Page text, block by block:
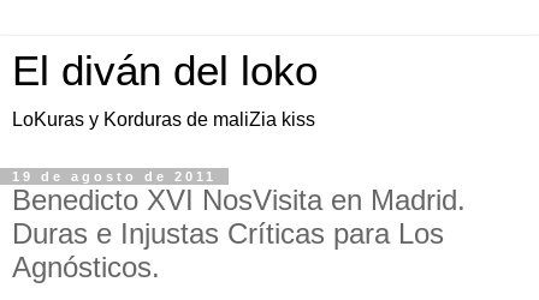
El diván del loko
LoKuras y Korduras de maliZia kiss
19 de agosto de 2011
Benedicto XVI NosVisita en Madrid.
Duras e Injustas Críticas para Los
Agnósticos.